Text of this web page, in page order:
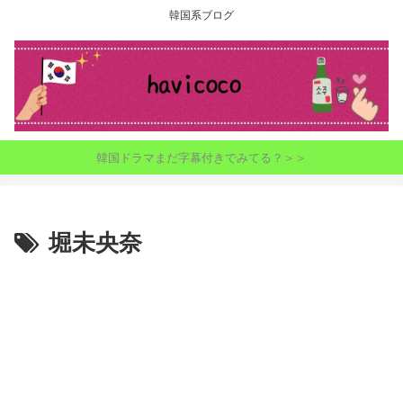
韓国系ブログ
韓国ドラマまだ字幕付きでみてる？＞＞
堀未央奈